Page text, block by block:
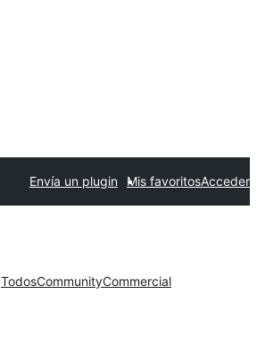
Envía un plugin Mis favoritosAcceder
TodosCommunityCommercial